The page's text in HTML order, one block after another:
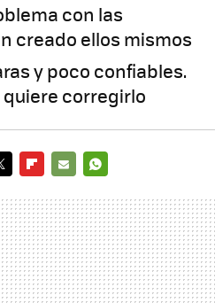
con las
creado ellos mismos
y poco confiables.
corregirlo
MAIL